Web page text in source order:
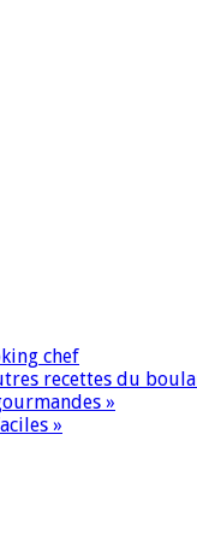
chef
recettes du
»
»